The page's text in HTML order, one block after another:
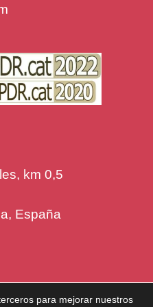
km 0,5
España
para mejorar nuestros